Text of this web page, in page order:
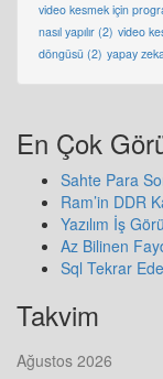
video kesmek için
nasıl yapılır (2) video
döngüsü (2) yapay
En Çok
Sahte Para
Ram’in DDR
Yazılım İş
Az Bilinen
Sql Tekrar
Takvim
Ağustos 2026